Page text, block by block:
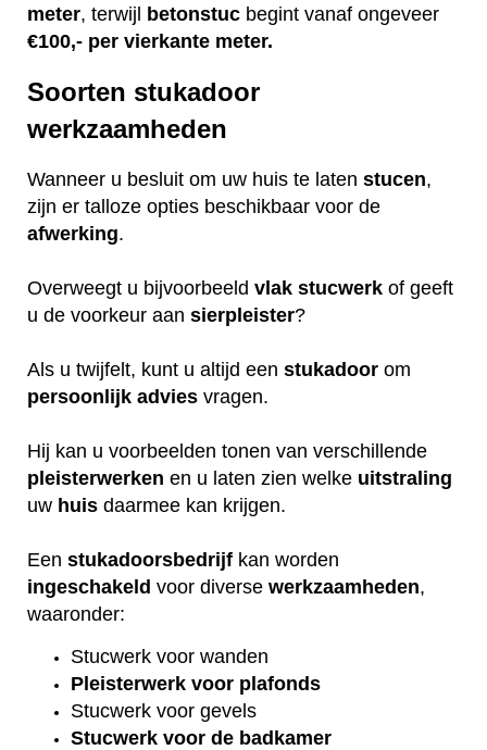
meter, terwijl betonstuc begint vanaf ongeveer
€100,- per vierkante meter.
Soorten stukadoor
werkzaamheden
Wanneer u besluit om uw huis te laten stucen,
zijn er talloze opties beschikbaar voor de
afwerking.
Overweegt u bijvoorbeeld vlak stucwerk of geeft
u de voorkeur aan sierpleister?
Als u twijfelt, kunt u altijd een stukadoor om
persoonlijk advies vragen.
Hij kan u voorbeelden tonen van verschillende
pleisterwerken en u laten zien welke uitstraling
uw huis daarmee kan krijgen.
Een stukadoorsbedrijf kan worden
ingeschakeld voor diverse werkzaamheden,
waaronder:
Stucwerk voor wanden
Pleisterwerk voor plafonds
Stucwerk voor gevels
Stucwerk voor de badkamer